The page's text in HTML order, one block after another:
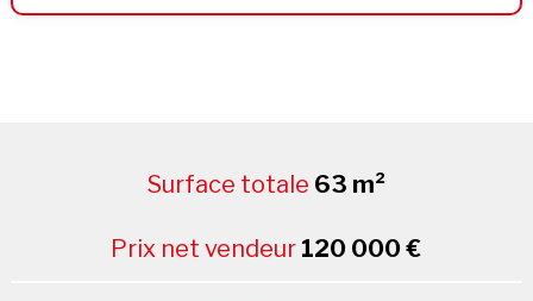
Surface totale 63 m²
Prix net vendeur 120 000 €